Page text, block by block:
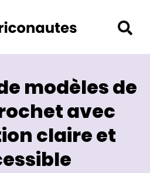
modèles de
avec
claire et